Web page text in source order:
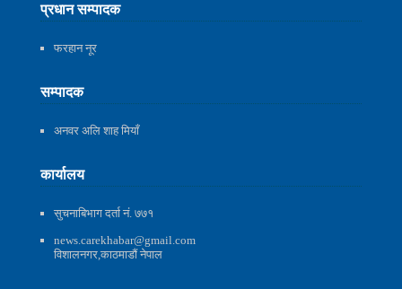
प्रधान सम्पादक
फरहान नूर
सम्पादक
अनवर अलि शाह मियाँ
कार्यालय
सुचनाबिभाग दर्ता नं. ७७१
news.carekhabar@gmail.com
विशालनगर,काठमाडौं नेपाल